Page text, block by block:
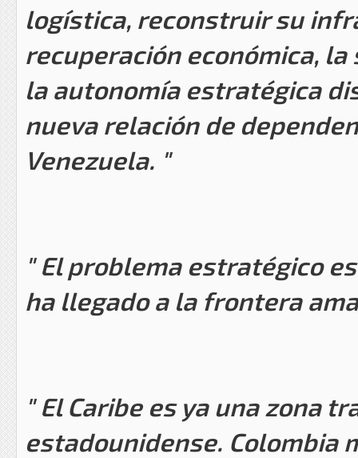
logística, reconstruir su
recuperación económica,
la autonomía estratégica
nueva relación de
Venezuela. "
" El problema estratégico
ha llegado a la frontera
" El Caribe es ya una zona
estadounidense. Colombia